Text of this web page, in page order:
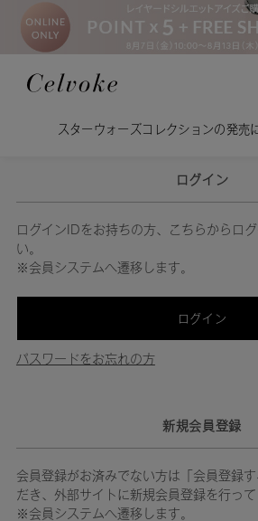
スターウォーズコレクションの発売
ログイン
ログインIDをお持ちの方、こちらからロ
い。
※会員システムへ遷移します。
ログイン
パスワードをお忘れの方
新規会員登録
会員登録がお済みでない方は「会員登録
だき、外部サイトに新規会員登録を行って
※会員システムへ遷移します。